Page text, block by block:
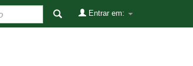
Entrar em: